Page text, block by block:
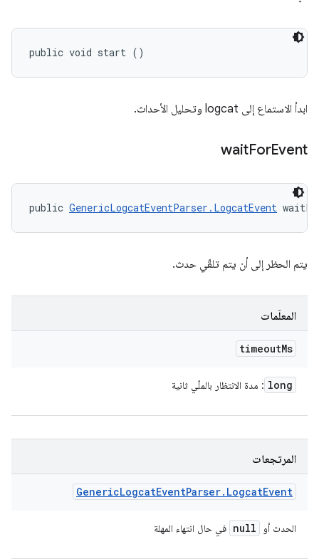
public void start ()
ابدأ الاستماع إلى logcat وتحليل الأحداث.
waitForEvent
public GenericLogcatEventParser.LogcatEvent
يتم الحظر إلى أن يتم تلقّي حدث.
المعلَمات
timeoutMs
long : مدة الانتظار بالملّي ثانية
المرتجعات
GenericLogcatEventParser. LogcatEvent
الحدث أو null في حال انتهاء المهلة